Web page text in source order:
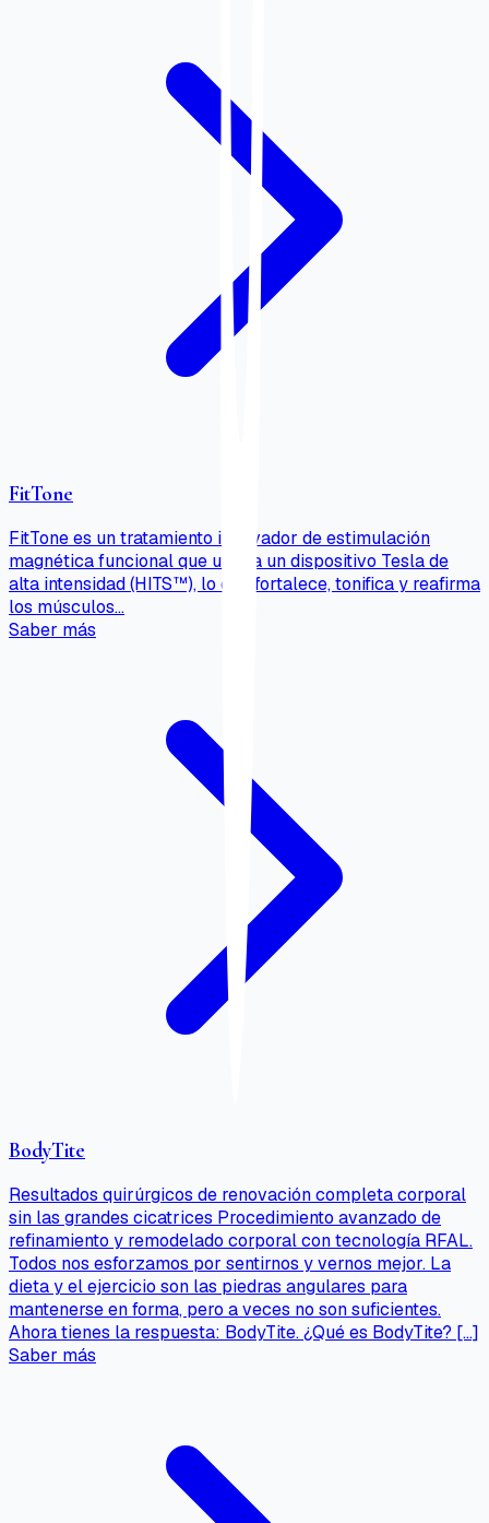
FitTone
FitTone es un tratamiento innovador de estimulación
magnética funcional que utiliza un dispositivo Tesla de
alta intensidad (HITS™), lo que fortalece, tonifica y reafirma
los músculos…
Saber más
BodyTite
Resultados quirúrgicos de renovación completa corporal
sin las grandes cicatrices Procedimiento avanzado de
refinamiento y remodelado corporal con tecnología RFAL.
Todos nos esforzamos por sentirnos y vernos mejor. La
dieta y el ejercicio son las piedras angulares para
mantenerse en forma, pero a veces no son suficientes.
Ahora tienes la respuesta: BodyTite. ¿Qué es BodyTite? […]
Saber más